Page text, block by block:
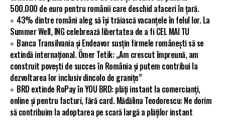
500.000 de euro pentru românii care deschid afaceri în țară.
43% dintre români aleg să își trăiască vacanțele în felul lor. La
Summer Well, ING celebrează libertatea de a fi CEL MAI TU
Banca Transilvania și Endeavor susțin firmele românești să se
extindă internațional. Ömer Tetik: „Am crescut împreună, am
construit povești de succes în România și putem contribui la
dezvoltarea lor inclusiv dincolo de granițe”
BRD extinde RoPay în YOU BRD: plăți instant la comercianți,
online și pentru facturi, fără card. Mădălina Teodorescu: Ne dorim
să contribuim la adoptarea pe scară largă a plăților instant